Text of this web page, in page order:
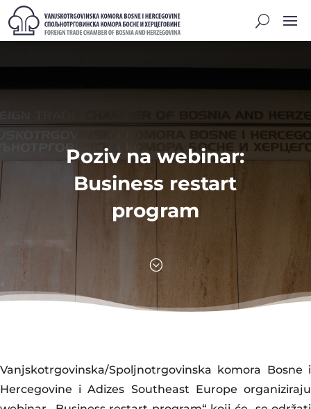
Poziv na webinar:
Business restart
program
;
Vanjskotrgovinska/Spoljnotrgovinska komora Bosne i
Hercegovine i Adizes Southeast Europe organiziraju